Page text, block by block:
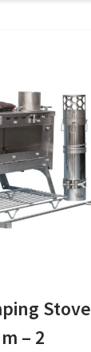
Stove
– 2